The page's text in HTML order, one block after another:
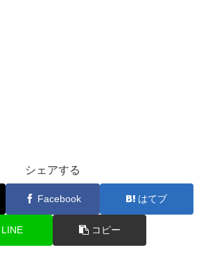
シェアする
Facebook はてブ
LINE コピー